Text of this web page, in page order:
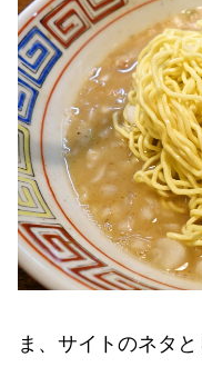
ま、サイトのネタ